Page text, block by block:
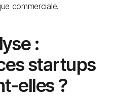
commerciale.
:
startups
elles ?